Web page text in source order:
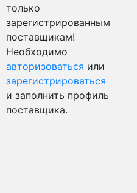
только
зарегистрированным
поставщикам!
Необходимо
авторизоваться или
зарегистрироваться
и заполнить профиль
поставщика.